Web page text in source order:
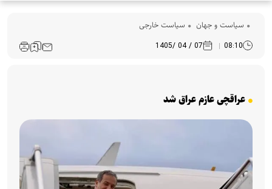
سیاست و جهان سیاست خارجی
08:10
07 / 04 /1405
عراقچی عازم عراق شد